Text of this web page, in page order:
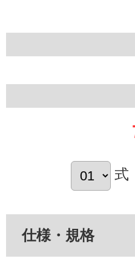
式
仕様・規格